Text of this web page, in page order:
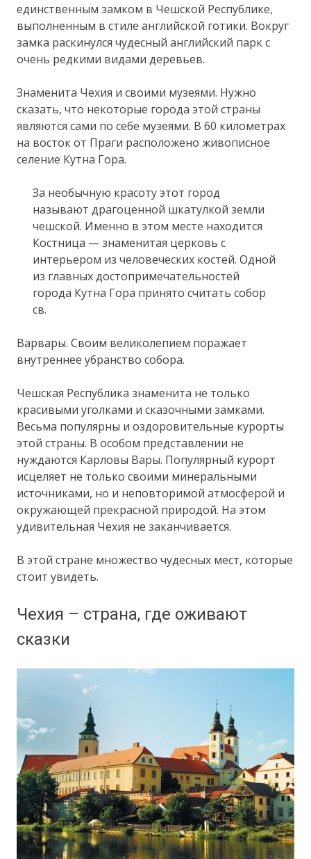
единственным замком в Чешской Республике,
выполненным в стиле английской готики. Вокруг
замка раскинулся чудесный английский парк с
очень редкими видами деревьев.
Знаменита Чехия и своими музеями. Нужно
сказать, что некоторые города этой страны
являются сами по себе музеями. В 60 километрах
на восток от Праги расположено живописное
селение Кутна Гора.
За необычную красоту этот город
называют драгоценной шкатулкой земли
чешской. Именно в этом месте находится
Костница — знаменитая церковь с
интерьером из человеческих костей. Одной
из главных достопримечательностей
города Кутна Гора принято считать собор
св.
Варвары. Своим великолепием поражает
внутреннее убранство собора.
Чешская Республика знаменита не только
красивыми уголками и сказочными замками.
Весьма популярны и оздоровительные курорты
этой страны. В особом представлении не
нуждаются Карловы Вары. Популярный курорт
исцеляет не только своими минеральными
источниками, но и неповторимой атмосферой и
окружающей прекрасной природой. На этом
удивительная Чехия не заканчивается.
В этой стране множество чудесных мест, которые
стоит увидеть.
Чехия – страна, где оживают
сказки